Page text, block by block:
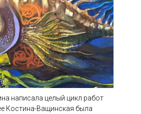
написала целый цикл работ
Костина-Ващинская была
550 55 22